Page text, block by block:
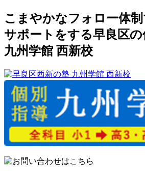
こまやかなフォロー体
サポートをする早良区
九州学館 西新校